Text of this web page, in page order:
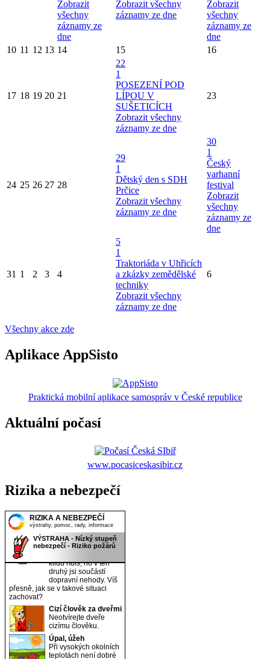
Zobrazit
všechny
záznamy ze
dne
Zobrazit všechny
záznamy ze dne
Zobrazit
všechny
záznamy ze
dne
10 11 12 13 14 15 16
17 18 19 20 21
22
1
POSEZENÍ POD
LÍPOU V
SUŠETICÍCH
Zobrazit všechny
záznamy ze dne
23
24 25 26 27 28
29
1
Dětský den s SDH
Prčice
Zobrazit všechny
záznamy ze dne
30
1
Český
varhanní
festival
Zobrazit
všechny
záznamy ze
dne
31 1 2 3 4
5
1
Traktoriáda v Uhřicích
a zkázky zemědělské
techniky
Zobrazit všechny
záznamy ze dne
6
Všechny akce zde
Aplikace AppSisto
Praktická mobilní aplikace samospráv v České republice
Aktuální počasí
www.pocasiceskasibir.cz
Rizika a nebezpečí